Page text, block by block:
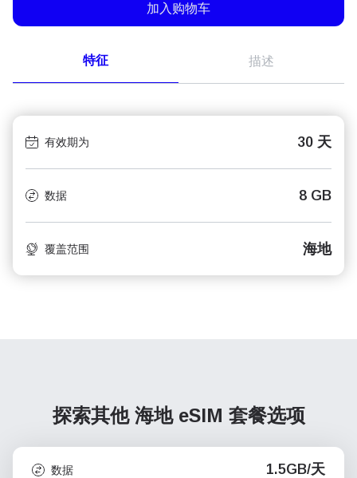
加入购物车
特征 描述
有效期为 30 天
数据 8 GB
覆盖范围 海地
探索其他 海地 eSIM 套餐选项
数据 1.5GB/天